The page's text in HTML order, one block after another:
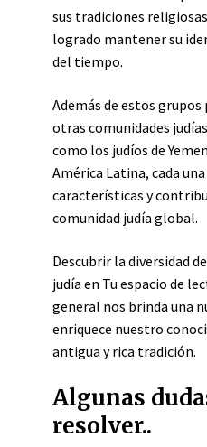
sus tradiciones
logrado mantener su
del tiempo.
Además de estos
otras comunidades
como los judíos de
América Latina, cada
características y
comunidad judía global.
Descubrir la diversidad
judía en Tu espacio de
general nos brinda una
enriquece nuestro
antigua y rica tradición.
Algunas
resolver..